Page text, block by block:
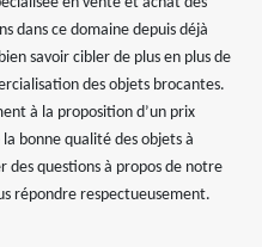
dans ce domaine depuis déjà
savoir cibler de plus en plus de
des objets brocantes.
à la proposition d’un prix
bonne qualité des objets à
des questions à propos de notre
répondre respectueusement.